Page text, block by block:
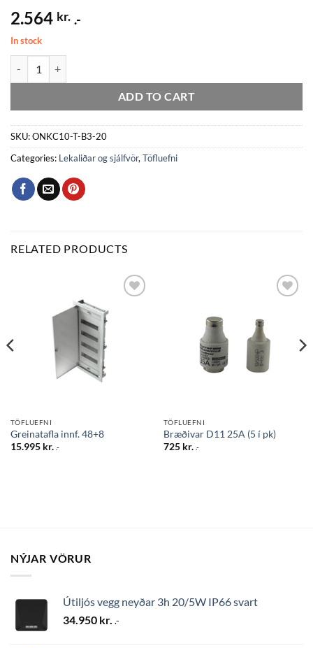
2.564 kr. .-
In stock
ADD TO CART
SKU:ONKC10-T-B3-20
Categories: Lekaliðar og sjálfvör, Töfluefni
RELATED PRODUCTS
TÖFLUEFNI
Greinatafla innf. 48+8
15.995 kr. .-
TÖFLUEFNI
Bræðivar D11 25A (5 í pk)
725 kr. .-
NÝJAR VÖRUR
Útiljós vegg neyðar 3h 20/5W IP66 svart
34.950 kr. .-